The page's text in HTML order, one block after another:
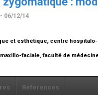
- 06/12/14
et esthétique, centre
faciale, faculté de
Références